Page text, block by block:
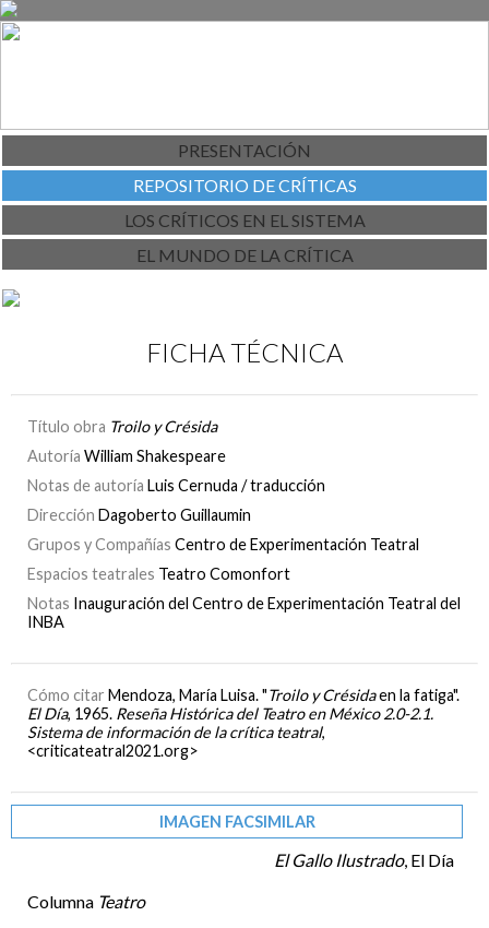
PRESENTACIÓN
REPOSITORIO DE CRÍTICAS
LOS CRÍTICOS EN EL SISTEMA
EL MUNDO DE LA CRÍTICA
FICHA TÉCNICA
Título obra Troilo y Crésida
Autoría William Shakespeare
Notas de autoría Luis Cernuda / traducción
Dirección Dagoberto Guillaumin
Grupos y Compañías Centro de Experimentación Teatral
Espacios teatrales Teatro Comonfort
Notas Inauguración del Centro de Experimentación Teatral del
INBA
Cómo citar Mendoza, María Luisa. "Troilo y Crésidaen la fatiga".
El Día, 1965. Reseña Histórica del Teatro en México 2.0-2.1.
Sistema de información de la crítica teatral,
<criticateatral2021.org>
IMAGEN FACSIMILAR
El Gallo Ilustrado, El Día
Columna Teatro